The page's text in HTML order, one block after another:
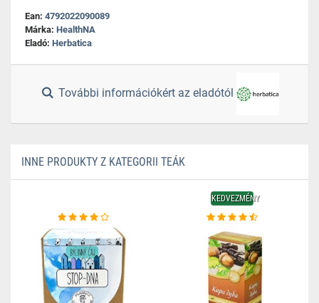
Ean: 4792022090089
Márka: HealthNA
Eladó: Herbatica
További információkért az eladótól
INNE PRODUKTY Z KATEGORII TEÁK
KEDVEZMÉNY